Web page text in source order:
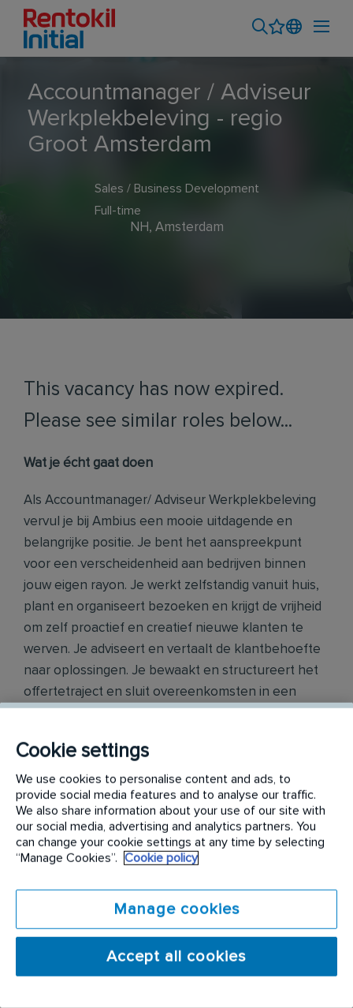
Accountmanager / Adviseur
Werkplekbeleving - regio
Groot Amsterdam
Sales / Business Development
Full-time
NH, Amsterdam
This vacancy has now expired.
Please see similar roles below...
Wat je écht gaat doen
Als Accountmanager/ Adviseur Werkplekbeleving
vervul je bij Ambius een mooie uitdagende en
belangrijke positie. Je bent het aanspreekpunt
voor een verscheidenheid aan bedrijven binnen
jouw eigen rayon. Je werkt zelfstandig vanuit huis,
plant en organiseert bezoeken en krijgt de vrijheid
om zelf proactief en creatief nieuwe klanten te
werven. Je adviseert en vertaalt de klantbehoefte
naar oplossingen. Je bewaakt en structureert het
offertetraject en sluit overeenkomsten in een
door toepassing van cross – en upsell activiteiten.
Wij geloven in daadkracht en actie.
Je werkzaamheden bestaan onder meer uit:
Verzamelen van relevante klant – en marktgegevens
Bezoeken van seminars, beurzen en congressen
andere vergaderingen bijwonen
Het voeren van een nauwkeurige (klant)administratie
en leg je klantafspraken vast middels
bezoekverslagen in een Salesapp op jouw
Cookie settings
We use cookies to personalise content and ads, to
provide social media features and to analyse our traffic.
We also share information about your use of our site with
our social media, advertising and analytics partners. You
can change your cookie settings at any time by selecting
“Manage Cookies”.
Cookie policy
Manage cookies
Accept all cookies